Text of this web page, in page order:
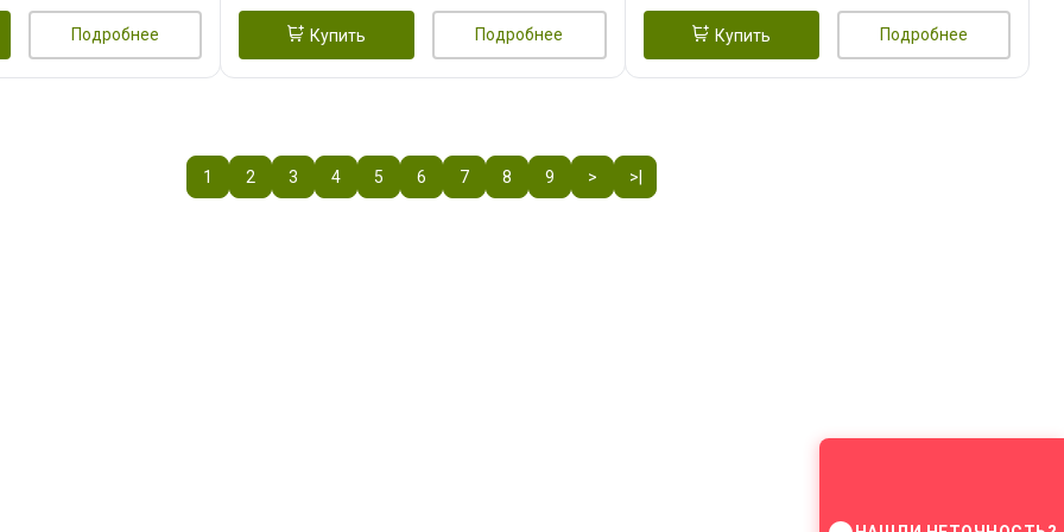
Подробнее Купить Подробнее Купить Подробнее
1 2 3 4 5 6 7 8 9 > >|